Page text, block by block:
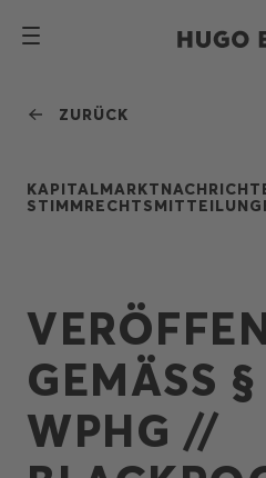
ZURÜCK
GEMÄSS §
PHG // B